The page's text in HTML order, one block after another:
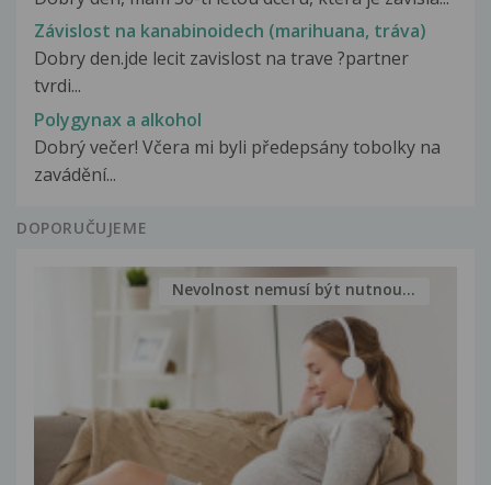
Závislost na kanabinoidech (marihuana, tráva)
Dobry den.jde lecit zavislost na trave ?partner
tvrdi...
Polygynax a alkohol
Dobrý večer! Včera mi byli předepsány tobolky na
zavádění...
DOPORUČUJEME
Nevolnost nemusí být nutnou...